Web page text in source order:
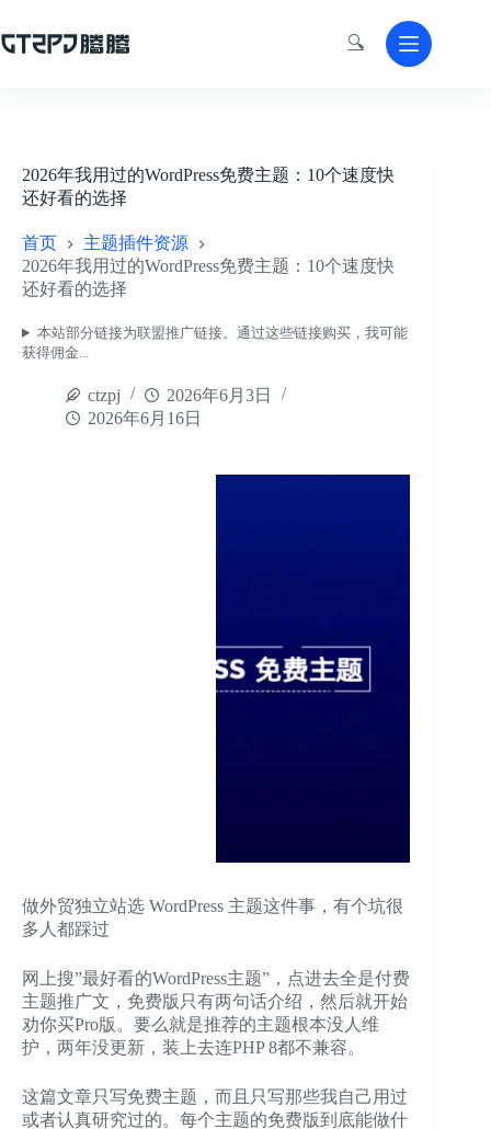
至
内
🔍
2026年我用过的WordPress免费主题：10个速度快
还好看的选择
首页
主题插件资源
2026年我用过的WordPress免费主题：10个速度快
还好看的选择
本站部分链接为联盟推广链接。通过这些链接购买，我可能
获得佣金...
ctzpj
2026年6月3日
2026年6月16日
做外贸独立站选 WordPress 主题这件事，有个坑很
多人都踩过
网上搜”最好看的WordPress主题”，点进去全是付费
主题推广文，免费版只有两句话介绍，然后就开始
劝你买Pro版。要么就是推荐的主题根本没人维
护，两年没更新，装上去连PHP 8都不兼容。
这篇文章只写免费主题，而且只写那些我自己用过
或者认真研究过的。每个主题的免费版到底能做什